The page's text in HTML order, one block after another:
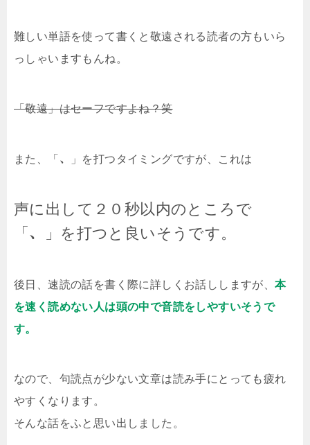
難しい単語を使って書くと敬遠される読者の方もいら
っしゃいますもんね。
「敬遠」はセーフですよね？笑
また、「 、 」を打つタイミングですが、これは
声に出して２０秒以内のところで
「 、 」を打つと良いそうです。
後日、速読の話を書く際に詳しくお話ししますが、本
を速く読めない人は頭の中で音読をしやすいそうで
す。
なので、句読点が少ない文章は読み手にとっても疲れ
やすくなります。
そんな話をふと思い出しました。